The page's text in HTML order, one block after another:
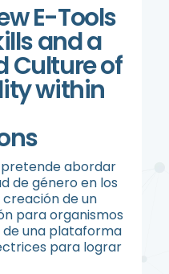
E-Tools
and a
Culture of
within
pretende abordar
de género en los
de un
para organismos
de una plataforma
para lograr